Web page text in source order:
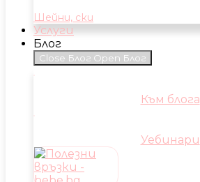
Шейни, ски
Услуги
Блог
Close Блог Open Блог
Към блога
Уебинари